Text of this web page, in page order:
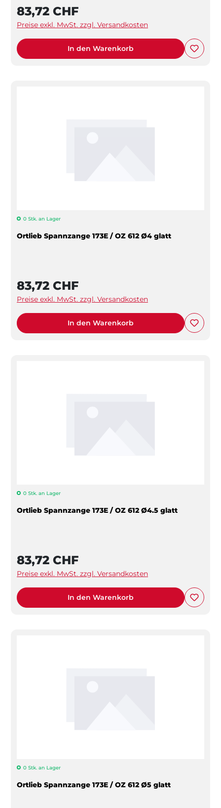
83,72 CHF
Preise exkl. MwSt. zzgl. Versandkosten
In den Warenkorb
0 Stk. an Lager
Ortlieb Spannzange 173E / OZ 612 Ø4 glatt
83,72 CHF
Preise exkl. MwSt. zzgl. Versandkosten
In den Warenkorb
0 Stk. an Lager
Ortlieb Spannzange 173E / OZ 612 Ø4.5 glatt
83,72 CHF
Preise exkl. MwSt. zzgl. Versandkosten
In den Warenkorb
0 Stk. an Lager
Ortlieb Spannzange 173E / OZ 612 Ø5 glatt